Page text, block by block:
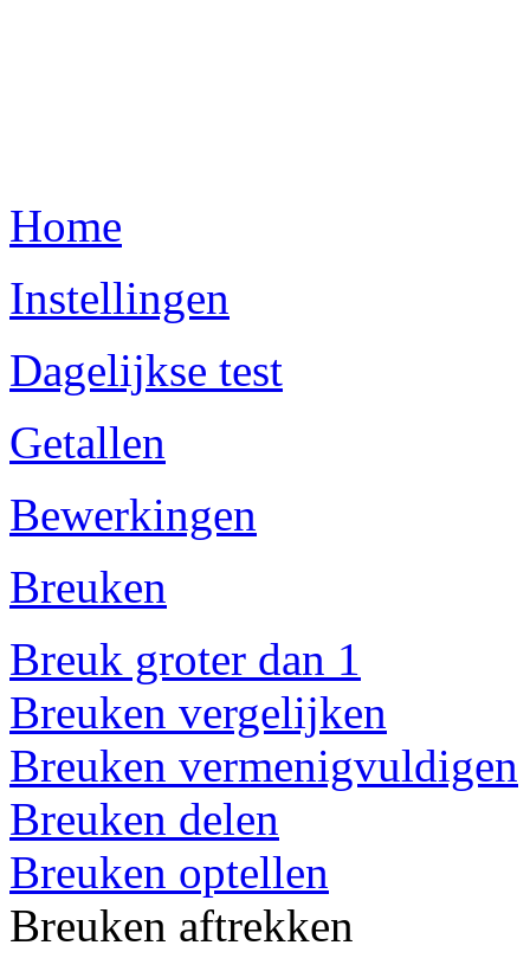
Home
Instellingen
Dagelijkse test
Getallen
Bewerkingen
Breuken
Breuk groter dan 1
Breuken vergelijken
Breuken vermenigvuldigen
Breuken delen
Breuken optellen
Breuken aftrekken